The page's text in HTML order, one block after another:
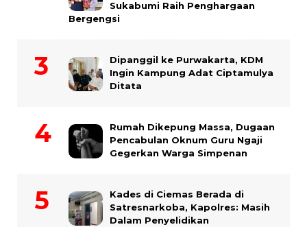
Sukabumi Raih Penghargaan
Bergengsi
Dipanggil ke Purwakarta, KDM
Ingin Kampung Adat Ciptamulya
Ditata
Rumah Dikepung Massa, Dugaan
Pencabulan Oknum Guru Ngaji
Gegerkan Warga Simpenan
Kades di Ciemas Berada di
Satresnarkoba, Kapolres: Masih
Dalam Penyelidikan